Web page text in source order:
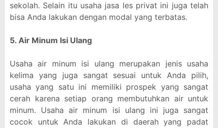
sekolah. Selain itu usaha jasa les privat ini juga telah
bisa Anda lakukan dengan modal yang terbatas.
5. Air Minum Isi Ulang
Usaha air minum isi ulang merupakan jenis usaha
kelima yang juga sangat sesuai untuk Anda pilih,
usaha yang satu ini memiliki prospek yang sangat
cerah karena setiap orang membutuhkan air untuk
minum. Usaha air minum isi ulang ini juga sangat
cocok untuk Anda lakukan di daerah yang padat